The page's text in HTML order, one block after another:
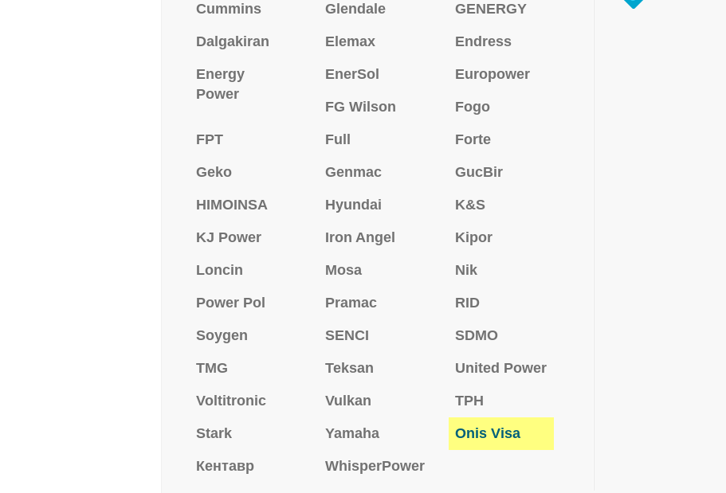
Cummins Glendale GENERGY
Dalgakiran Elemax Endress
Energy
Power
EnerSol Europower
FG Wilson Fogo
FPT Full Forte
Geko Genmac GucBir
HIMOINSA Hyundai K&S
KJ Power Iron Angel Kipor
Loncin Mosa Nik
Power Pol Pramac RID
Soygen SENCI SDMO
TMG Teksan United Power
Voltitronic Vulkan TPH
Stark Yamaha Onis Visa
Кентавр WhisperPower